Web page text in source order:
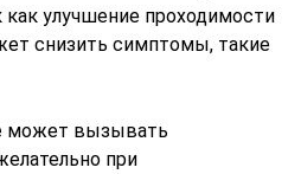
улучшение проходимости
снизить симптомы, такие
может вызывать
при